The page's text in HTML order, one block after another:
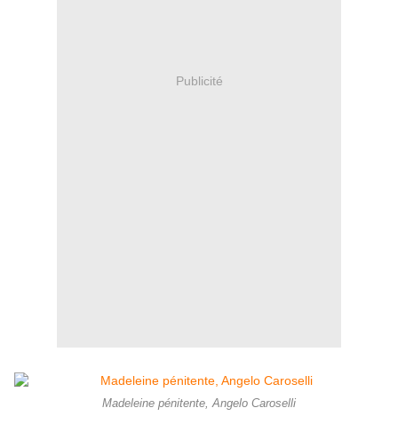
Publicité
Madeleine pénitente, Angelo Caroselli